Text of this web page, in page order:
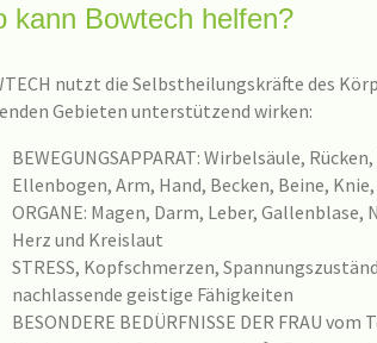
kann Bowtech helfen?
nutzt die Selbstheilungskräfte des
Gebieten unterstützend wirken:
BEWEGUNGSAPPARAT: Wirbelsäule,
Ellenbogen, Arm, Hand, Becken, Beine, Knie,
ORGANE: Magen, Darm, Leber, Gallenblase,
Herz und Kreislaut
STRESS, Kopfschmerzen,
nachlassende geistige Fähigkeiten
BESONDERE BEDÜRFNISSE DER FRAU